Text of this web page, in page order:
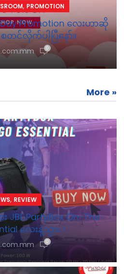
, PROMOTION
Promotion လေးဟာဆို
စတင်လိုက်ပါပြီနော်။
0
More »
, REVIEW
PartyBox On-The-
လေးနဲ့သွား !
0